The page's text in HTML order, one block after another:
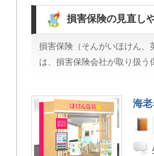
損害保険の見直し
損害保険（そんがいほけん
は、損害保険会社が取り扱
海